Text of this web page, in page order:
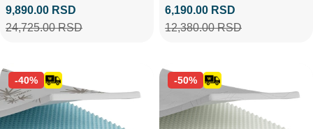
Prodajna
9,890.00 RSD
Standardna
24,725.00 RSD
Prodajna
6,190.00 RSD
Standardna
12,380.00 RSD
-40% -50%